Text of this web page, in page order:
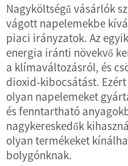
Nagyköltségű vásárlók
vágott napelemekbe
piaci irányzatok. Az
energia iránti növekvő
a klímaváltozásról, és
dioxid-kibocsátást.
olyan napelemeket
és fenntartható
nagykereskedők
olyan termékeket
bolygónknak.